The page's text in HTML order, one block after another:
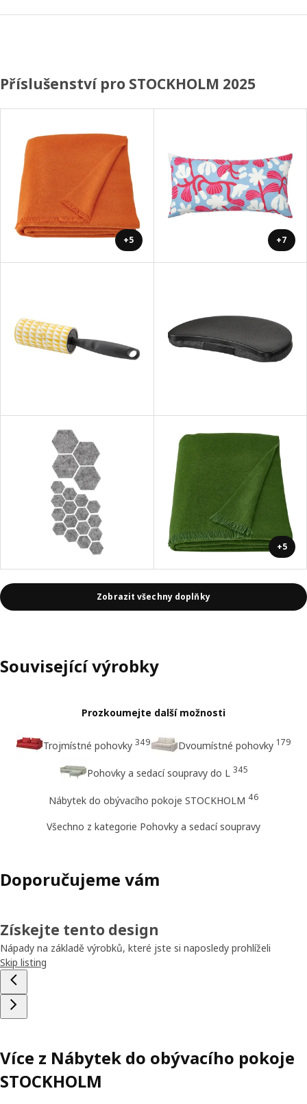
Příslušenství pro STOCKHOLM 2025
+5 +7
+5
Zobrazit všechny doplňky
Související výrobky
Prozkoumejte další možnosti
Trojmístné pohovky 349 Dvoumístné pohovky 179
Pohovky a sedací soupravy do L 345
Nábytek do obývacího pokoje STOCKHOLM 46
Všechno z kategorie Pohovky a sedací soupravy
Doporučujeme vám
Získejte tento design
Nápady na základě výrobků, které jste si naposledy prohlíželi
Skip listing
Více z Nábytek do obývacího pokoje
STOCKHOLM